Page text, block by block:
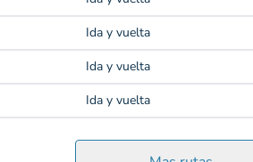
Ida y vuelta
Ida y vuelta
Ida y vuelta